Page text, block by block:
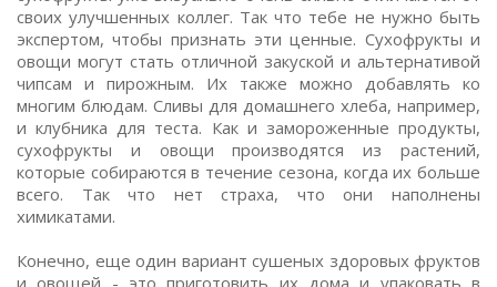
своих улучшенных коллег. Так что тебе не нужно быть
экспертом, чтобы признать эти ценные. Сухофрукты и
овощи могут стать отличной закуской и альтернативой
чипсам и пирожным. Их также можно добавлять ко
многим блюдам. Сливы для домашнего хлеба, например,
и клубника для теста. Как и замороженные продукты,
сухофрукты и овощи производятся из растений,
которые собираются в течение сезона, когда их больше
всего. Так что нет страха, что они наполнены
химикатами.
Конечно, еще один вариант сушеных здоровых фруктов
и овощей - это приготовить их дома и упаковать в